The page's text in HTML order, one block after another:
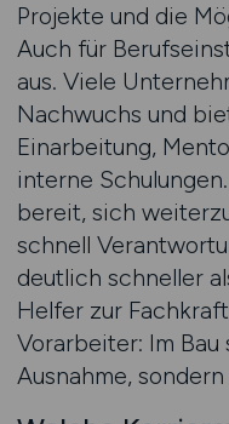
Projekte und die
Auch für
aus. Viele
Nachwuchs und
Einarbeitung,
interne
bereit, sich
schnell
deutlich schneller
Helfer zur
Vorarbeiter: Im
Ausnahme,